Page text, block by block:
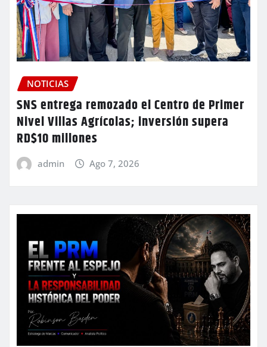
NOTICIAS
SNS entrega remozado el Centro de Primer
Nivel Villas Agrícolas; inversión supera
RD$10 millones
admin Ago 7, 2026